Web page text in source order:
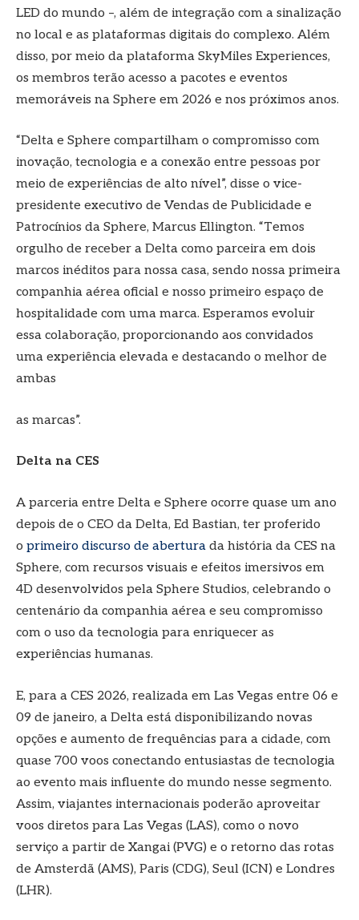
LED do mundo –, além de integração com a sinalização
no local e as plataformas digitais do complexo. Além
disso, por meio da plataforma SkyMiles Experiences,
os membros terão acesso a pacotes e eventos
memoráveis na Sphere em 2026 e nos próximos anos.
“Delta e Sphere compartilham o compromisso com
inovação, tecnologia e a conexão entre pessoas por
meio de experiências de alto nível”, disse o vice-
presidente executivo de Vendas de Publicidade e
Patrocínios da Sphere, Marcus Ellington. “Temos
orgulho de receber a Delta como parceira em dois
marcos inéditos para nossa casa, sendo nossa primeira
companhia aérea oficial e nosso primeiro espaço de
hospitalidade com uma marca. Esperamos evoluir
essa colaboração, proporcionando aos convidados
uma experiência elevada e destacando o melhor de
ambas
as marcas”.
Delta na CES
A parceria entre Delta e Sphere ocorre quase um ano
depois de o CEO da Delta, Ed Bastian, ter proferido
o primeiro discurso de abertura da história da CES na
Sphere, com recursos visuais e efeitos imersivos em
4D desenvolvidos pela Sphere Studios, celebrando o
centenário da companhia aérea e seu compromisso
com o uso da tecnologia para enriquecer as
experiências humanas.
E, para a CES 2026, realizada em Las Vegas entre 06 e
09 de janeiro, a Delta está disponibilizando novas
opções e aumento de frequências para a cidade, com
quase 700 voos conectando entusiastas de tecnologia
ao evento mais influente do mundo nesse segmento.
Assim, viajantes internacionais poderão aproveitar
voos diretos para Las Vegas (LAS), como o novo
serviço a partir de Xangai (PVG) e o retorno das rotas
de Amsterdã (AMS), Paris (CDG), Seul (ICN) e Londres
(LHR).